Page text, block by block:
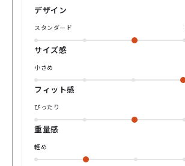
です🪄︎︎ デニムやスウェットなどのラフなス
ん、シャツやジャケットと合わせても相性バ
ります！💫 やや大きめなサイズ感でゆった
し、小顔効果も期待できます⭐️ ヴィンテー
も兼ね備えてるすごく素敵なモデルです🤎
お近くの店舗でぜひお試しください🫶🏻 お
す！
デザイン
スタンダード
サイズ感
小さめ
フィット感
ぴったり
重量感
軽め